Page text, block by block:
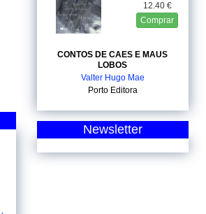
12.40 €
Comprar
CONTOS DE CAES E MAUS
LOBOS
Valter Hugo Mae
Porto Editora
Newsletter